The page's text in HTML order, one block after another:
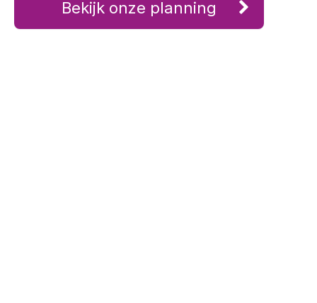
Bekijk onze planning